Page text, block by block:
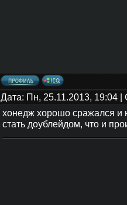
Дата: Пн, 25.11.2013, 19:04
хонедж хорошо сражался и
стать доублейдом, что и